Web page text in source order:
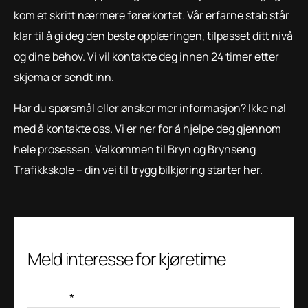
kom et skritt nærmere førerkortet. Vår erfarne stab står
klar til å gi deg den beste opplæringen, tilpasset ditt nivå
og dine behov. Vi vil kontakte deg innen 24 timer etter
skjema er sendt inn.
Har du spørsmål eller ønsker mer informasjon? Ikke nøl
med å kontakte oss. Vi er her for å hjelpe deg gjennom
hele prosessen. Velkommen til Bryn og Brynseng
Trafikkskole – din vei til trygg bilkjøring starter her.
Meld interesse for kjøretime
*